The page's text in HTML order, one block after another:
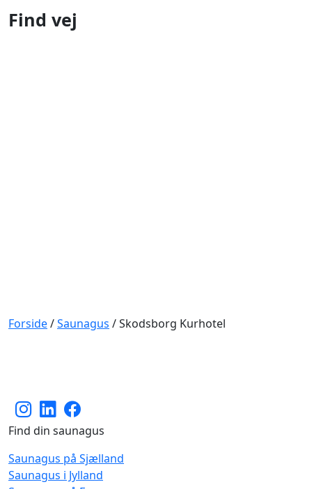
Find vej
Forside/Saunagus /Skodsborg Kurhotel
Find din saunagus
Saunagus på Sjælland
Saunagus i Jylland